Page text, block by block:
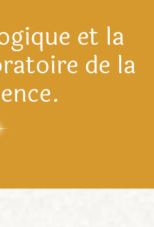
et la
de la